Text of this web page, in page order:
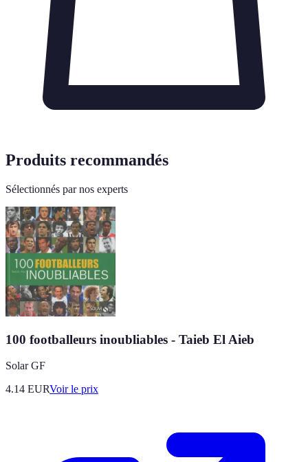
Produits recommandés
Sélectionnés par nos experts
100 footballeurs inoubliables - Taieb El Aieb
Solar GF
4.14 EURVoir le prix